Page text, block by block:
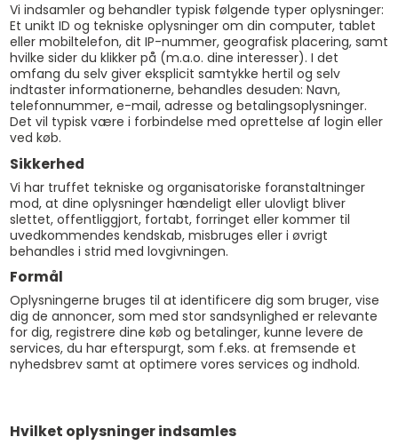
Vi indsamler og behandler typisk følgende typer oplysninger:
Et unikt ID og tekniske oplysninger om din computer, tablet
eller mobiltelefon, dit IP-nummer, geografisk placering, samt
hvilke sider du klikker på (m.a.o. dine interesser). I det
omfang du selv giver eksplicit samtykke hertil og selv
indtaster informationerne, behandles desuden: Navn,
telefonnummer, e-mail, adresse og betalingsoplysninger.
Det vil typisk være i forbindelse med oprettelse af login eller
ved køb.
Sikkerhed
Vi har truffet tekniske og organisatoriske foranstaltninger
mod, at dine oplysninger hændeligt eller ulovligt bliver
slettet, offentliggjort, fortabt, forringet eller kommer til
uvedkommendes kendskab, misbruges eller i øvrigt
behandles i strid med lovgivningen.
Formål
Oplysningerne bruges til at identificere dig som bruger, vise
dig de annoncer, som med stor sandsynlighed er relevante
for dig, registrere dine køb og betalinger, kunne levere de
services, du har efterspurgt, som f.eks. at fremsende et
nyhedsbrev samt at optimere vores services og indhold.
Hvilket oplysninger indsamles